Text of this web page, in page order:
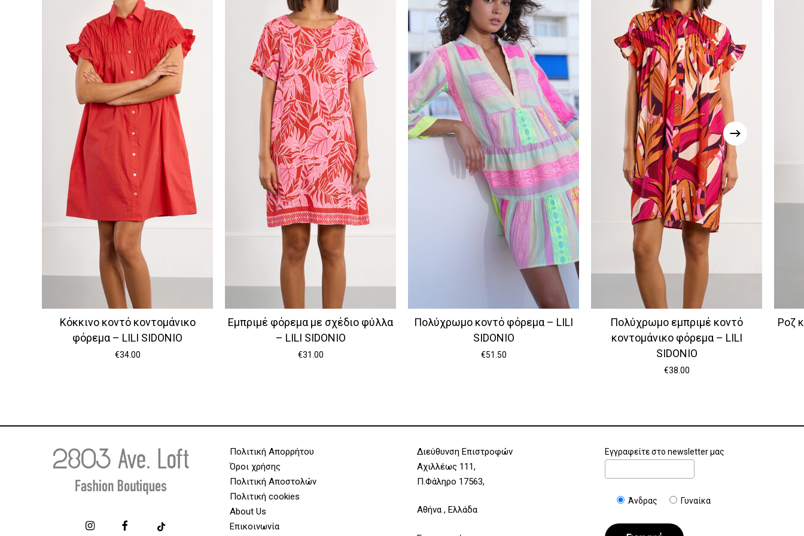
Κόκκινο κοντό κοντομάνικο
φόρεμα – LILI SIDONIO
€34.00
Εμπριμέ φόρεμα με σχέδιο φύλλα
– LILI SIDONIO
€31.00
Πολύχρωμο κοντό φόρεμα – LILI
SIDONIO
€51.50
Πολύχρωμο εμπριμέ κοντό
κοντομάνικο φόρεμα – LILI
SIDONIO
€38.00
Ροζ
Πολιτική Απορρήτου
Όροι χρήσης
Πολιτική Αποστολών
Πολιτική cookies
About Us
Επικοινωνία
Διεύθυνση Επιστροφών
Αχιλλέως 111,
Π.Φάληρο 17563,
Αθήνα , Ελλάδα
Εγγραφείτε στο newsletter μας
Άνδρας Γυναίκα